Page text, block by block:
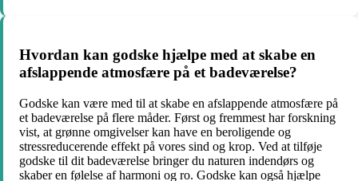
Hvordan kan godske hjælpe med at skabe en
afslappende atmosfære på et badeværelse?
Godske kan være med til at skabe en afslappende atmosfære på
et badeværelse på flere måder. Først og fremmest har forskning
vist, at grønne omgivelser kan have en beroligende og
stressreducerende effekt på vores sind og krop. Ved at tilføje
godske til dit badeværelse bringer du naturen indendørs og
skaber en følelse af harmoni og ro. Godske kan også hjælpe